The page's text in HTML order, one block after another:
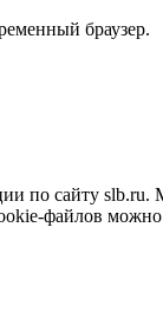
браузер.
сайту slb.ru.
файлов можно